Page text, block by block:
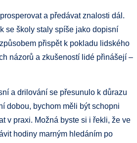
a předávat znalosti dál.
se školy staly spíše jako dopisní
přispět k pokladu lidského
názorů a zkušeností lidé přinášejí –
a drilování se přesunulo k důrazu
dobou, bychom měli být schopni
v praxi. Možná byste si i řekli, že ve
hodiny marným hledáním po